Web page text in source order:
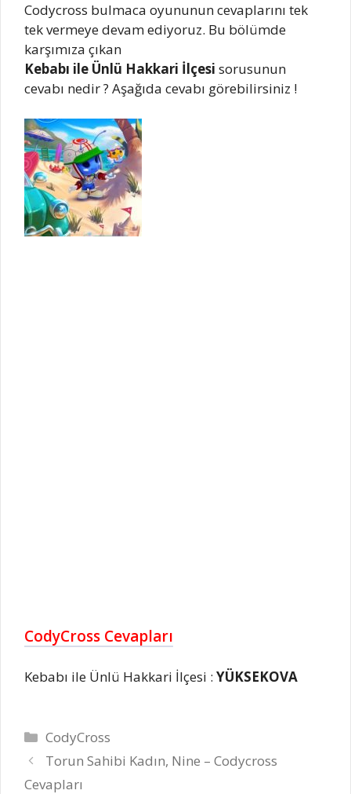
Codycross bulmaca oyununun cevaplarını tek
tek vermeye devam ediyoruz. Bu bölümde
karşımıza çıkan
Kebabı ile Ünlü Hakkari İlçesi sorusunun
cevabı nedir ? Aşağıda cevabı görebilirsiniz !
CodyCross Cevapları
Kebabı ile Ünlü Hakkari İlçesi : YÜKSEKOVA
Kategoriler
CodyCross
Torun Sahibi Kadın, Nine – Codycross
Cevapları